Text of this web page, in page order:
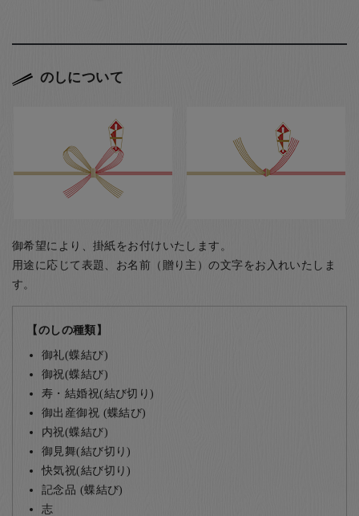
のしについて
御希望により、掛紙をお付けいたします。
用途に応じて表題、お名前（贈り主）の文字をお入れいたしま
す。
【のしの種類】
御礼(蝶結び)
御祝(蝶結び)
寿・結婚祝(結び切り)
御出産御祝 (蝶結び)
内祝(蝶結び)
御見舞(結び切り)
快気祝(結び切り)
記念品 (蝶結び)
志